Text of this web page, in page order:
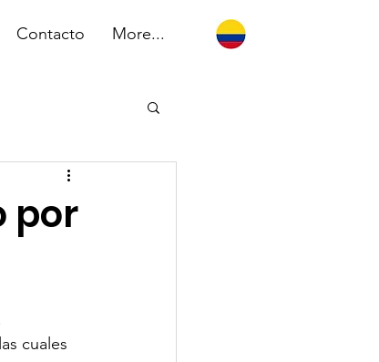
Contacto More...
por
cuales